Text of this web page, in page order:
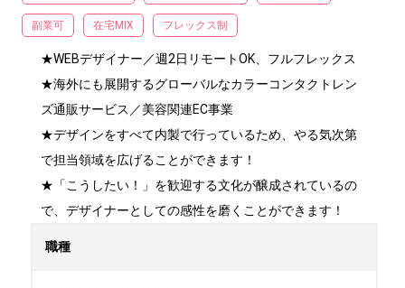
副業可 在宅MIX フレックス制
★WEBデザイナー／週2日リモートOK、フルフレックス
★海外にも展開するグローバルなカラーコンタクトレン
ズ通販サービス／美容関連EC事業
★デザインをすべて内製で行っているため、やる気次第
で担当領域を広げることができます！
★「こうしたい！」を歓迎する文化が醸成されているの
で、デザイナーとしての感性を磨くことができます！
職種